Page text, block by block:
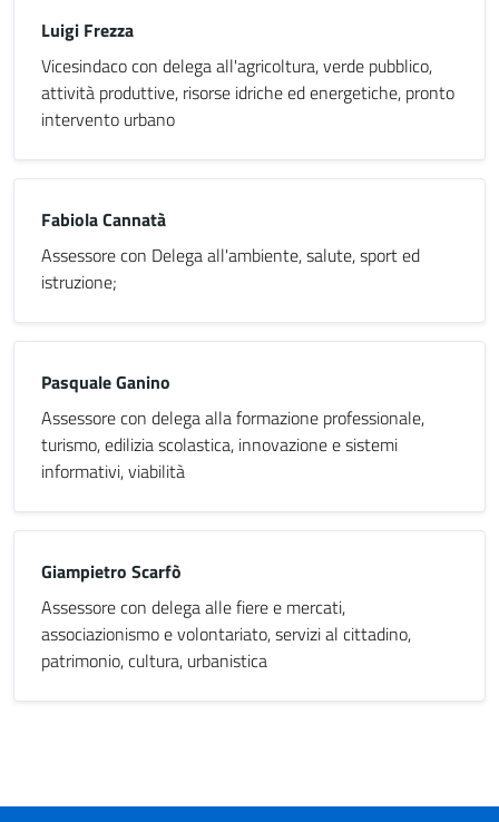
Luigi Frezza
Vicesindaco con delega all'agricoltura, verde pubblico,
attività produttive, risorse idriche ed energetiche, pronto
intervento urbano
Fabiola Cannatà
Assessore con Delega all'ambiente, salute, sport ed
istruzione;
Pasquale Ganino
Assessore con delega alla formazione professionale,
turismo, edilizia scolastica, innovazione e sistemi
informativi, viabilità
Giampietro Scarfò
Assessore con delega alle fiere e mercati,
associazionismo e volontariato, servizi al cittadino,
patrimonio, cultura, urbanistica